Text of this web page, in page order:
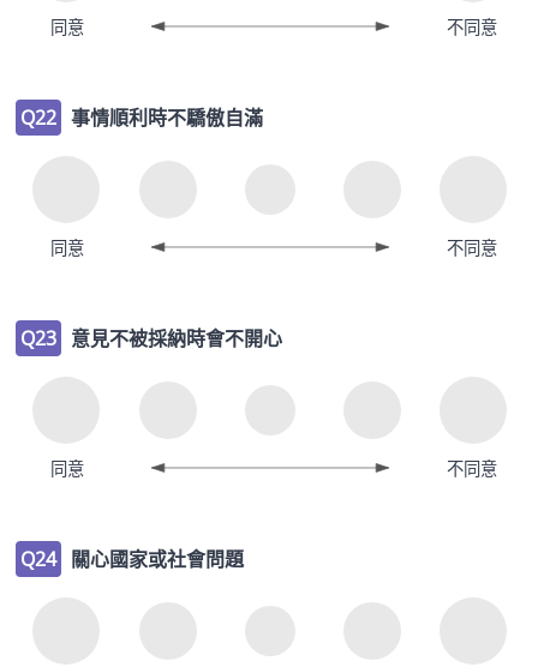
同意 不同意
Q22 事情順利時不驕傲自滿
同意 不同意
Q23 意見不被採納時會不開心
同意 不同意
Q24 關心國家或社會問題